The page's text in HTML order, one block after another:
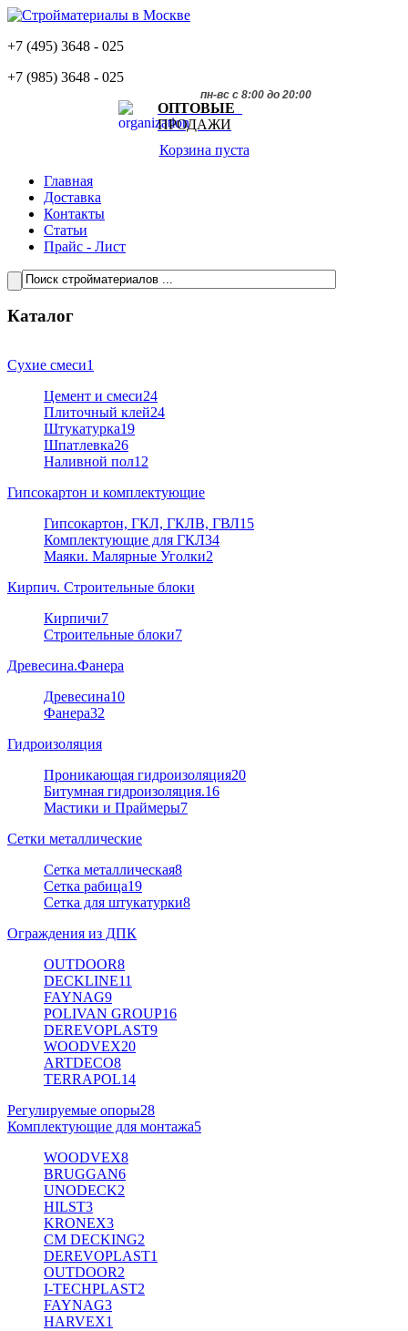
+7 (495) 3648 - 025
+7 (985) 3648 - 025
пн-вс с 8:00 до 20:00
ОПТОВЫЕ
ПРОДАЖИ
Корзина пуста
Главная
Доставка
Контакты
Статьи
Прайс - Лист
Каталог
Сухие смеси1
Цемент и смеси24
Плиточный клей24
Штукатурка19
Шпатлевка26
Наливной пол12
Гипсокартон и комплектующие
Гипсокартон, ГКЛ, ГКЛВ, ГВЛ15
Комплектующие для ГКЛ34
Маяки. Малярные Уголки2
Кирпич. Строительные блоки
Кирпичи7
Строительные блоки7
Древесина.Фанера
Древесина10
Фанера32
Гидроизоляция
Проникающая гидроизоляция20
Битумная гидроизоляция.16
Мастики и Праймеры7
Сетки металлические
Сетка металлическая8
Сетка рабица19
Сетка для штукатурки8
Ограждения из ДПК
OUTDOOR8
DECKLINE11
FAYNAG9
POLIVAN GROUP16
DEREVOPLAST9
WOODVEX20
ARTDECO8
TERRAPOL14
Регулируемые опоры28
Комплектующие для монтажа5
WOODVEX8
BRUGGAN6
UNODECK2
HILST3
KRONEX3
CM DECKING2
DEREVOPLAST1
OUTDOOR2
I-TECHPLAST2
FAYNAG3
HARVEX1